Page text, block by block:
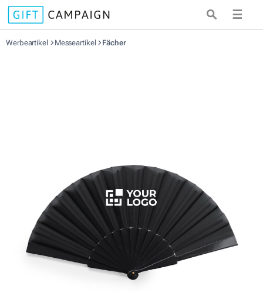
☰
Werbeartikel Messeartikel Fächer